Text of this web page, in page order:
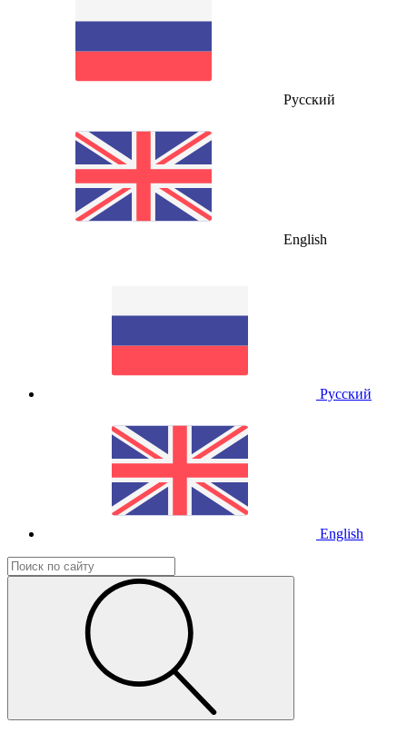
Русский
English
Русский
English